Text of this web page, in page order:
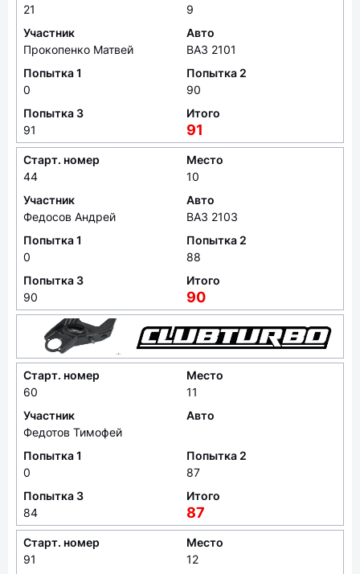
21
9
Участник
Прокопенко Матвей
Авто
ВАЗ 2101
Попытка 1
0
Попытка 2
90
Попытка 3
91
Итого
91
Старт. номер
44
Место
10
Участник
Федосов Андрей
Авто
ВАЗ 2103
Попытка 1
0
Попытка 2
88
Попытка 3
90
Итого
90
Старт. номер
60
Место
11
Участник
Федотов Тимофей
Авто
Попытка 1
0
Попытка 2
87
Попытка 3
84
Итого
87
Старт. номер
91
Место
12